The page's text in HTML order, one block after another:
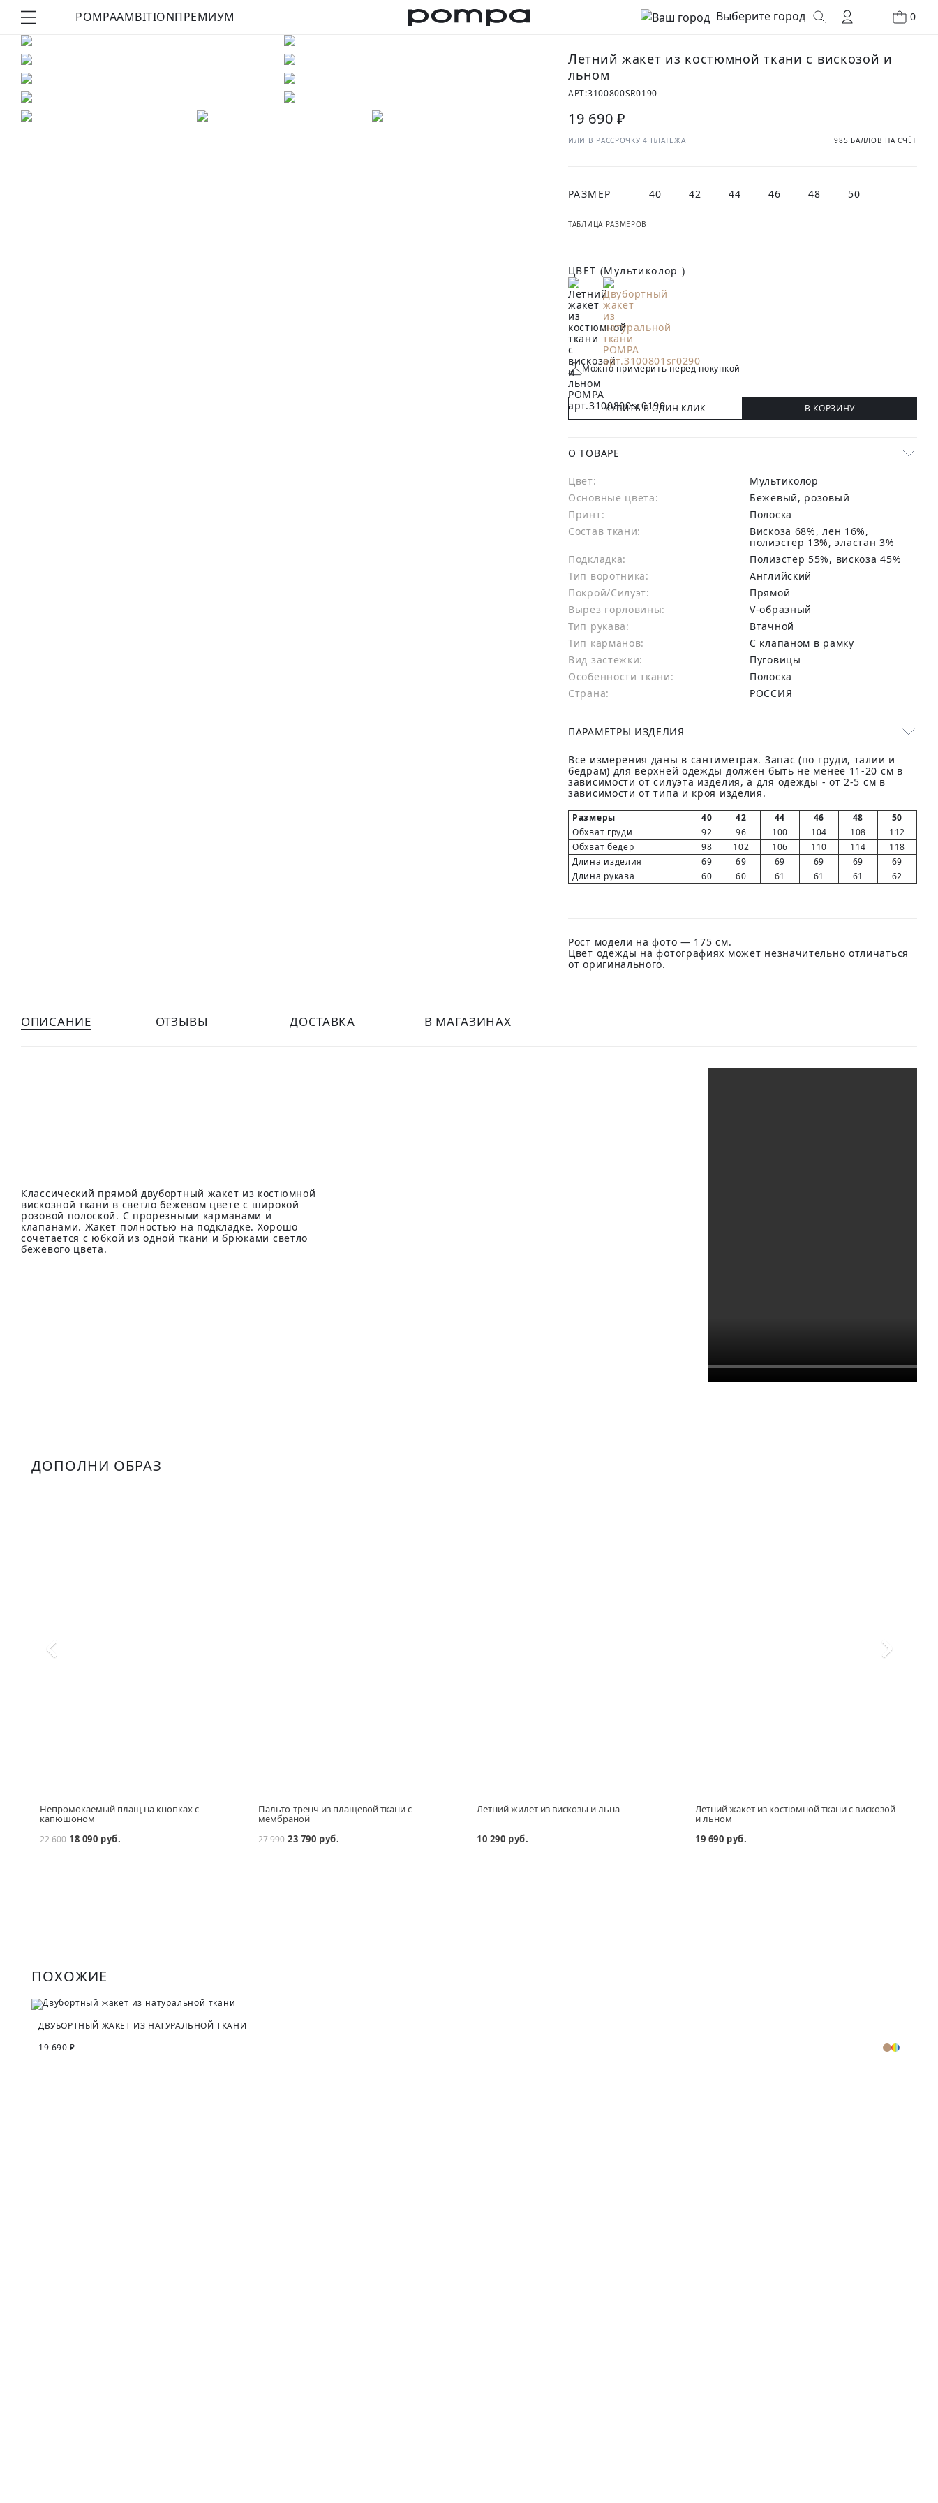
POMPAAMBITIONПРЕМИУМ Выберите город 0
КУПИТЬ ОБРАЗ
Летний жакет из костюмной ткани с вискозой и
льном
АРТ:3100800SR0190
19 690 ₽
ИЛИ В РАССРОЧКУ 4 ПЛАТЕЖА 985 БАЛЛОВ НА СЧЁТ
РАЗМЕР 40 42 44 46 48 50
ТАБЛИЦА РАЗМЕРОВ
ЦВЕТ (Мультиколор )
Можно примерить перед покупкой
КУПИТЬ В ОДИН КЛИК В КОРЗИНУ
О ТОВАРЕ
Цвет:
Мультиколор
Основные цвета:
бежевый, розовый
Принт:
Полоска
Состав ткани:
вискоза 68%, лен 16%,
полиэстер 13%, эластан 3%
Подкладка:
Полиэстер 55%, вискоза 45%
Тип воротника:
Английский
Покрой/Силуэт:
Прямой
Вырез горловины:
V-образный
Тип рукава:
Втачной
Тип карманов:
С клапаном в рамку
Вид застежки:
Пуговицы
Особенности ткани:
Полоска
Страна:
РОССИЯ
ПАРАМЕТРЫ ИЗДЕЛИЯ
Все измерения даны в сантиметрах. Запас (по груди, талии и
бедрам) для верхней одежды должен быть не менее 11-20 см в
зависимости от силуэта изделия, а для одежды - от 2-5 см в
зависимости от типа и кроя изделия.
Размеры 40 42 44 46 48
50
Обхват груди
92 96 100 104 108
112
Обхват бедер
98 102 106 110 114
118
Длина изделия
69 69 69 69 69
69
Длина рукава
60 60 61 61 61 62
Рост модели на фото — 175 см.
Цвет одежды на фотографиях может незначительно отличаться
от оригинального.
ОПИСАНИЕ ОТЗЫВЫ ДОСТАВКА В МАГАЗИНАХ
Классический прямой двубортный жакет из костюмной
вискозной ткани в светло бежевом цвете с широкой
розовой полоской. С прорезными карманами и
клапанами. Жакет полностью на подкладке. Хорошо
сочетается с юбкой из одной ткани и брюками светло
бежевого цвета.
ДОПОЛНИ ОБРАЗ
Непромокаемый плащ на кнопках с
капюшоном
22 600 18 090 руб.
Пальто-тренч из плащевой ткани с
мембраной
27 990 23 790 руб.
Летний жилет из вискозы и льна
10 290 руб.
Летний жакет из костюмной ткани с вискозой
и льном
19 690 руб.
ПОХОЖИЕ
ДВУБОРТНЫЙ ЖАКЕТ ИЗ НАТУРАЛЬНОЙ ТКАНИ
19 690 ₽